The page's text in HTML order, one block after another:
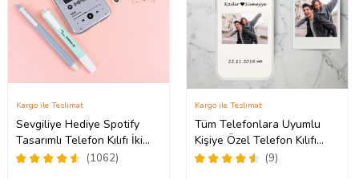
Sevgiliye Hediye Spotify
Tasarımlı Telefon Kılıfı İki
Anahtarlık Hediyeli
(1062)
Kargo ile Teslimat
Tüm Telefonlara Uyumlu
Kişiye Özel Telefon Kılıfı
Tüm Modeller Açıklamada
(9)
Kargo ile Teslimat